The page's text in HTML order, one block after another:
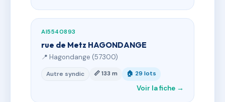
AI5540893
rue de Metz HAGONDANGE
📍 Hagondange (57300)
Autre syndic 📏 133 m 🏠 29 lots
Voir la fiche →